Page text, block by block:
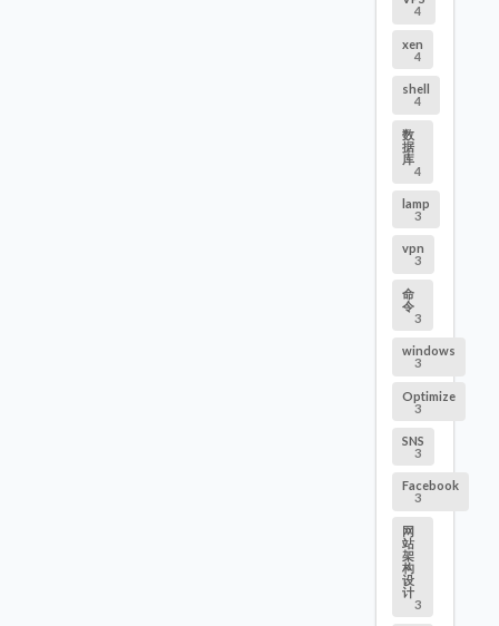
4
xen
4
shell
4
数
据
库
4
lamp
3
vpn
3
命
令
3
windows
3
Optimize
3
SNS
3
Facebook
3
网
站
架
构
设
计
3